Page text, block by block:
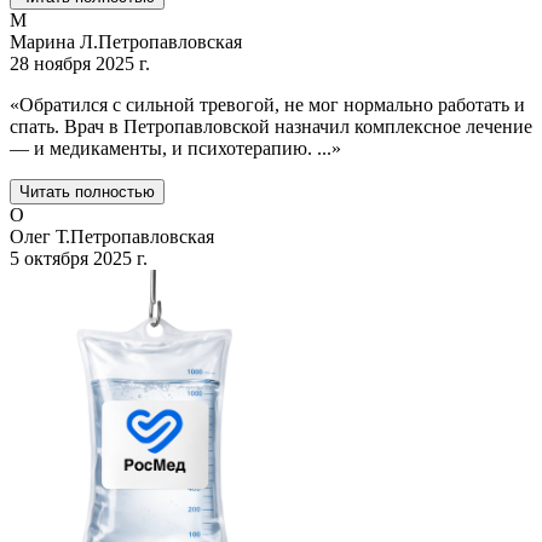
М
Марина Л.Петропавловская
28 ноября 2025 г.
«Обратился с сильной тревогой, не мог нормально работать и
спать. Врач в Петропавловской назначил комплексное лечение
— и медикаменты, и психотерапию. ...»
Читать полностью
О
Олег Т.Петропавловская
5 октября 2025 г.